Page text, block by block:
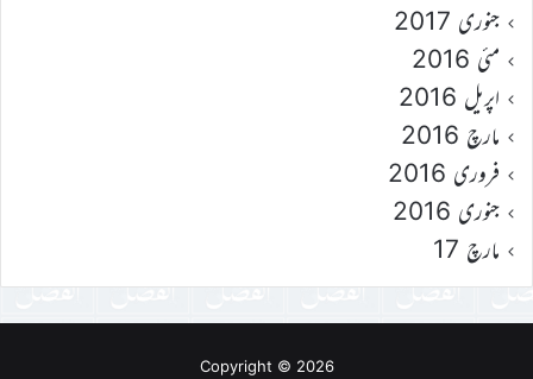
جنوری 2017
مئی 2016
اپریل 2016
مارچ 2016
فروری 2016
جنوری 2016
مارچ 17
Copyright © 2026